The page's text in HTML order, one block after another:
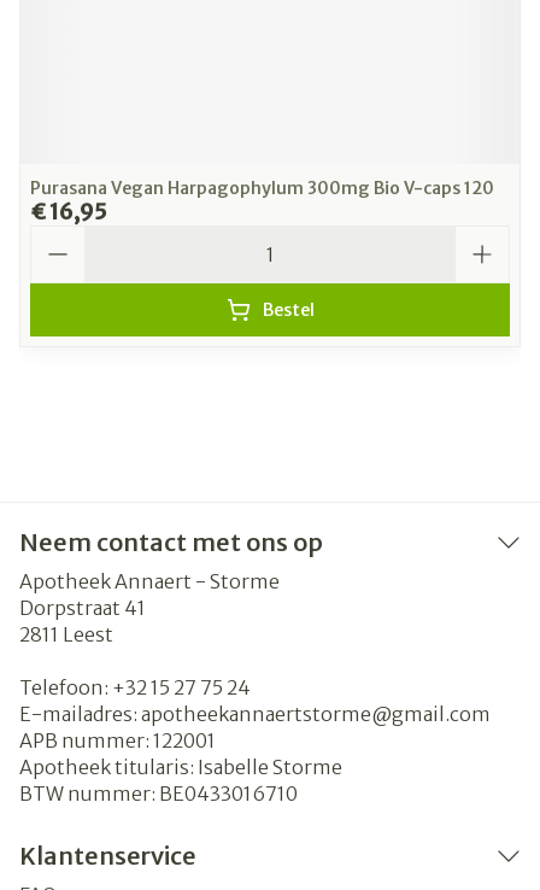
Purasana Vegan Harpagophylum 300mg Bio V-caps 120
€ 16,95
Bestel
Neem contact met ons op
Apotheek Annaert - Storme
Dorpstraat 41
2811 Leest
Telefoon: +32 15 27 75 24
E-mailadres: apotheekannaertstorme@gmail.com
APB nummer: 122001
Apotheek titularis: Isabelle Storme
BTW nummer: BE0433016710
Klantenservice